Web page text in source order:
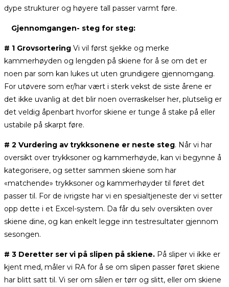
dype strukturer og høyere tall passer varmt føre.
Gjennomgangen- steg for steg:
# 1 Grovsortering Vi vil først sjekke og merke
kammerhøyden og lengden på skiene for å se om det er
noen par som kan lukes ut uten grundigere gjennomgang.
For utøvere som er/har vært i sterk vekst de siste årene er
det ikke uvanlig at det blir noen overraskelser her, plutselig er
det veldig åpenbart hvorfor skiene er tunge å stake på eller
ustabile på skarpt føre.
# 2 Vurdering av trykksonene er neste steg. Når vi har
oversikt over trykksoner og kammerhøyde, kan vi begynne å
kategorisere, og setter sammen skiene som har
«matchende» trykksoner og kammerhøyder til føret det
passer til. For de ivrigste har vi en spesialtjeneste der vi setter
opp dette i et Excel-system. Da får du selv oversikten over
skiene dine, og kan enkelt legge inn testresultater gjennom
sesongen.
# 3 Deretter ser vi på slipen på skiene. På sliper vi ikke er
kjent med, måler vi RA for å se om slipen passer føret skiene
har blitt satt til. Vi ser om sålen er tørr og slitt, eller om skiene